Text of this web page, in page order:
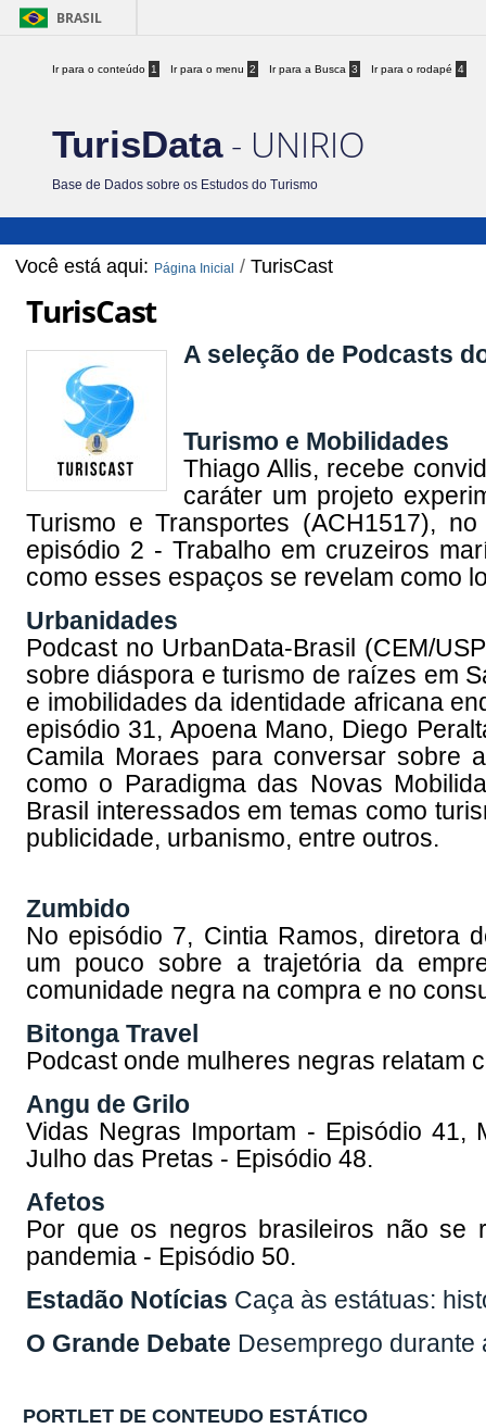
BRASIL
Ir para o conteúdo 1 Ir para o menu 2 Ir para a Busca 3 Ir para o rodapé 4
TurisData- UNIRIO
Base de Dados sobre os Estudos do Turismo
Você está aqui: Página Inicial /TurisCast
TurisCast
A seleção de Podcasts
Turismo e Mobilidades
Thiago Allis, recebe
caráter um projeto
Turismo e Transportes (ACH1517),
episódio 2 - Trabalho em cruzeiros
como esses espaços se revelam como
Urbanidades
Podcast no UrbanData-Brasil (CEM/
sobre diáspora e turismo de raízes em
e imobilidades da identidade africana
episódio 31, Apoena Mano, Diego
Camila Moraes para conversar sobre
como o Paradigma das Novas
Brasil interessados em temas como
publicidade, urbanismo, entre outros.
Zumbido
No episódio 7, Cintia Ramos, diretora
um pouco sobre a trajetória da
comunidade negra na compra e no
Bitonga Travel
Podcast onde mulheres negras relatam
Angu de Grilo
Vidas Negras Importam - Episódio
Julho das Pretas - Episódio 48.
Afetos
Por que os negros brasileiros não se
pandemia - Episódio 50.
Estadão Notícias Caça às estátuas:
O Grande Debate Desemprego durante
PORTLET DE CONTEUDO ESTÁTICO